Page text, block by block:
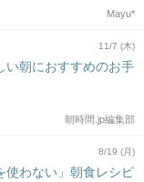
Mayu*
11/7 (木)
い朝におすすめのお手
朝時間.jp編集部
8/19 (月)
使わない」朝食レシピ